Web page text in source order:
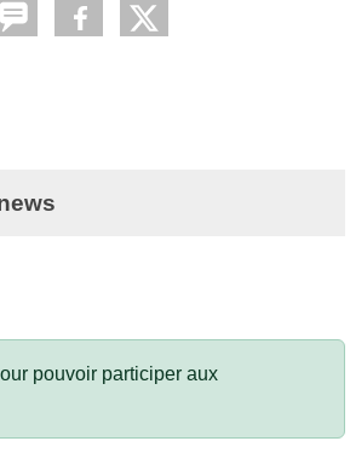
pouvoir participer aux